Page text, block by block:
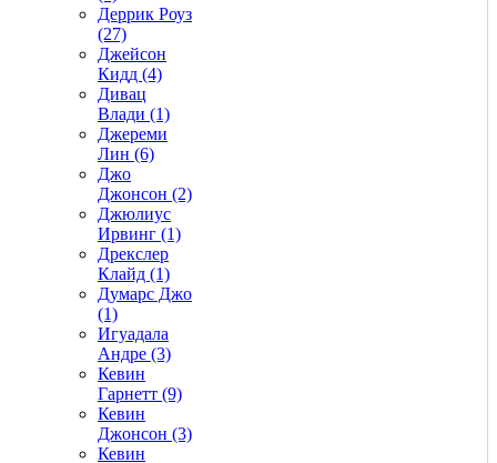
Деррик Роуз
(27)
Джейсон
Кидд (4)
Дивац
Влади (1)
Джереми
Лин (6)
Джо
Джонсон (2)
Джюлиус
Ирвинг (1)
Дрекслер
Клайд (1)
Думарс Джо
(1)
Игуадала
Андре (3)
Кевин
Гарнетт (9)
Кевин
Джонсон (3)
Кевин